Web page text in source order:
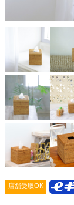
店舗受取OK